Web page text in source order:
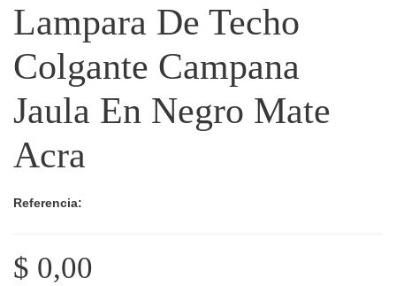
Lampara De Techo
Colgante Campana
Jaula En Negro Mate
Acra
Referencia:
$ 0,00